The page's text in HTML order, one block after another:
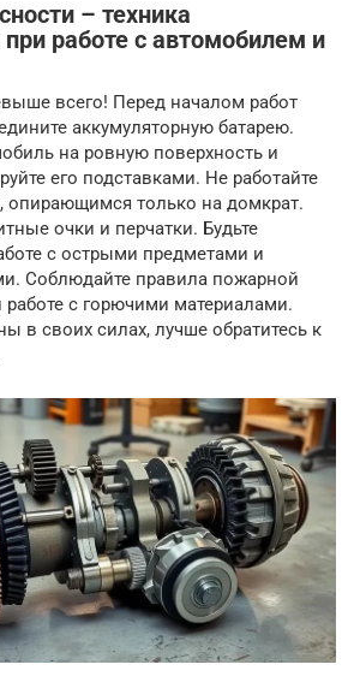
– техника
при работе с автомобилем и
всего! Перед началом работ
аккумуляторную батарею.
на ровную поверхность и
его подставками. Не работайте
опирающимся только на домкрат.
очки и перчатки. Будьте
с острыми предметами и
Соблюдайте правила пожарной
работе с горючими материалами.
в своих силах, лучше обратитесь к